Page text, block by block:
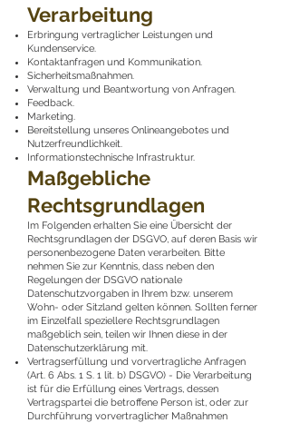
Verarbeitung
Erbringung vertraglicher Leistungen und
Kundenservice.
Kontaktanfragen und Kommunikation.
Sicherheitsmaßnahmen.
Verwaltung und Beantwortung von Anfragen.
Feedback.
Marketing.
Bereitstellung unseres Onlineangebotes und
Nutzerfreundlichkeit.
Informationstechnische Infrastruktur.
Maßgebliche
Rechtsgrundlagen
Im Folgenden erhalten Sie eine Übersicht der
Rechtsgrundlagen der DSGVO, auf deren Basis wir
personenbezogene Daten verarbeiten. Bitte
nehmen Sie zur Kenntnis, dass neben den
Regelungen der DSGVO nationale
Datenschutzvorgaben in Ihrem bzw. unserem
Wohn- oder Sitzland gelten können. Sollten ferner
im Einzelfall speziellere Rechtsgrundlagen
maßgeblich sein, teilen wir Ihnen diese in der
Datenschutzerklärung mit.
Vertragserfüllung und vorvertragliche Anfragen
(Art. 6 Abs. 1 S. 1 lit. b) DSGVO) - Die Verarbeitung
ist für die Erfüllung eines Vertrags, dessen
Vertragspartei die betroffene Person ist, oder zur
Durchführung vorvertraglicher Maßnahmen